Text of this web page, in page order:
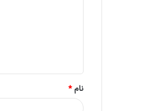
*
نام*